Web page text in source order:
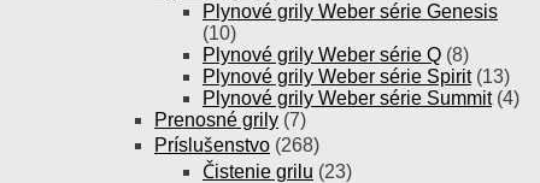
Plynové grily Weber série Genesis
(10)
Plynové grily Weber série Q (8)
Plynové grily Weber série Spirit (13)
Plynové grily Weber série Summit (4)
Prenosné grily (7)
Príslušenstvo (268)
Čistenie grilu (23)